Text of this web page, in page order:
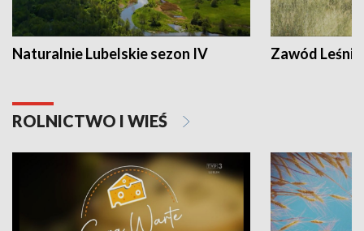
Naturalnie Lubelskie sezon IV Zawód Leśnik
ROLNICTWO I WIEŚ